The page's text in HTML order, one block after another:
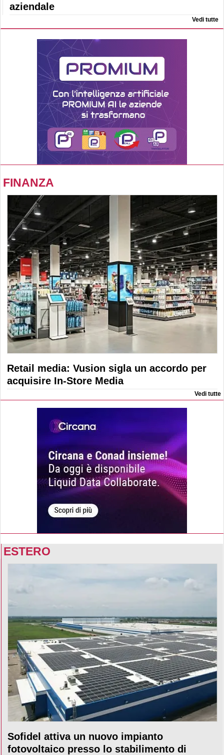
aziendale
Vedi tutte
FINANZA
Retail media: Vusion sigla un accordo per
acquisire In-Store Media
Vedi tutte
ESTERO
Sofidel attiva un nuovo impianto
fotovoltaico presso lo stabilimento di